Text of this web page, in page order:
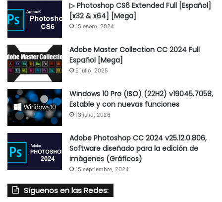
▷ Photoshop CS6 Extended Full [Español]
[x32 & x64] [Mega]
15 enero, 2024
Adobe Master Collection CC 2024 Full
Español [Mega]
5 julio, 2025
Windows 10 Pro (ISO) (22H2) v19045.7058,
Estable y con nuevas funciones
13 julio, 2026
Adobe Photoshop CC 2024 v25.12.0.806,
Software diseñado para la edición de
imágenes (Gráficos)
15 septiembre, 2024
Síguenos en las Redes: